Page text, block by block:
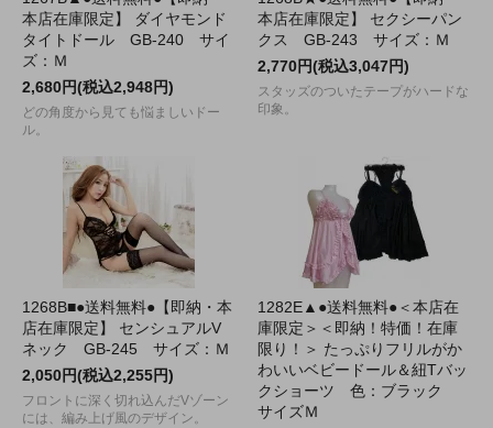
本店在庫限定】 ダイヤモンド
タイトドール GB-240 サイ
ズ：Ｍ
2,680円(税込2,948円)
どの角度から見ても悩ましいドー
ル。
本店在庫限定】 セクシーパン
クス GB-243 サイズ：Ｍ
2,770円(税込3,047円)
スタッズのついたテープがハードな
印象。
1268B■●送料無料●【即納・本
店在庫限定】 センシュアルV
ネック GB-245 サイズ：Ｍ
2,050円(税込2,255円)
フロントに深く切れ込んだVゾーン
には、編み上げ風のデザイン。
1282E▲●送料無料●＜本店在
庫限定＞＜即納！特価！在庫
限り！＞ たっぷりフリルがか
わいいベビードール＆紐Tバッ
クショーツ 色：ブラック
サイズＭ